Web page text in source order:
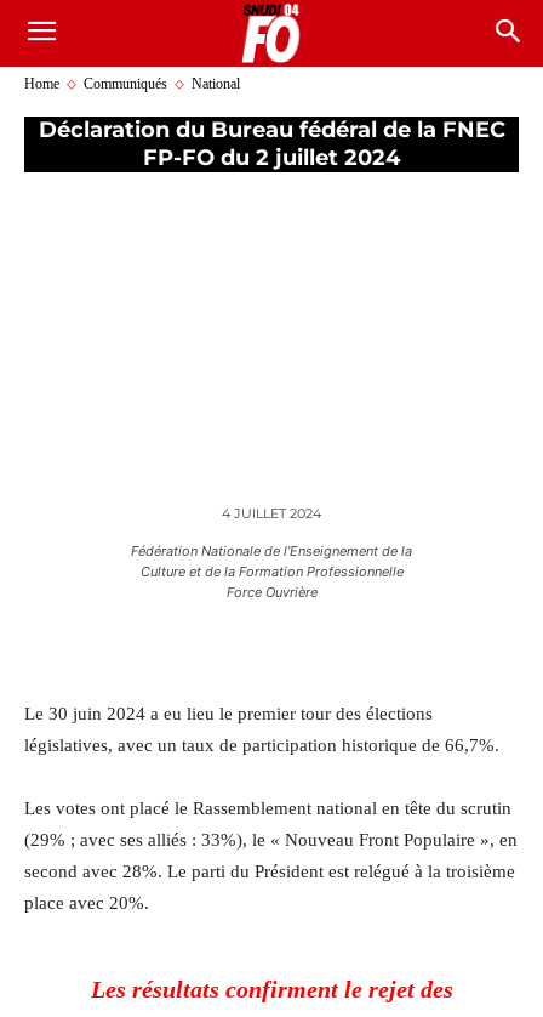
Home Communiqués National
Déclaration du Bureau fédéral de la FNEC
FP-FO du 2 juillet 2024
4 JUILLET 2024
Fédération Nationale de l’Enseignement de la
Culture et de la Formation Professionnelle
Force Ouvrière
Le 30 juin 2024 a eu lieu le premier tour des élections
législatives, avec un taux de participation historique de 66,7%.
Les votes ont placé le Rassemblement national en tête du scrutin
(29% ; avec ses alliés : 33%), le « Nouveau Front Populaire », en
second avec 28%. Le parti du Président est relégué à la troisième
place avec 20%.
Les résultats confirment le rejet des